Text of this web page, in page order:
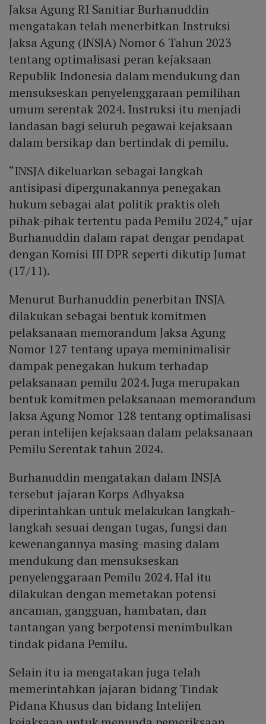
Jaksa Agung RI Sanitiar Burhanuddin
mengatakan telah menerbitkan Instruksi
Jaksa Agung (INSJA) Nomor 6 Tahun 2023
tentang optimalisasi peran kejaksaan
Republik Indonesia dalam mendukung dan
mensukseskan penyelenggaraan pemilihan
umum serentak 2024. Instruksi itu menjadi
landasan bagi seluruh pegawai kejaksaan
dalam bersikap dan bertindak di pemilu.
“INSJA dikeluarkan sebagai langkah
antisipasi dipergunakannya penegakan
hukum sebagai alat politik praktis oleh
pihak-pihak tertentu pada Pemilu 2024,” ujar
Burhanuddin dalam rapat dengar pendapat
dengan Komisi III DPR seperti dikutip Jumat
(17/11).
Menurut Burhanuddin penerbitan INSJA
dilakukan sebagai bentuk komitmen
pelaksanaan memorandum Jaksa Agung
Nomor 127 tentang upaya meminimalisir
dampak penegakan hukum terhadap
pelaksanaan pemilu 2024. Juga merupakan
bentuk komitmen pelaksanaan memorandum
Jaksa Agung Nomor 128 tentang optimalisasi
peran intelijen kejaksaan dalam pelaksanaan
Pemilu Serentak tahun 2024.
Burhanuddin mengatakan dalam INSJA
tersebut jajaran Korps Adhyaksa
diperintahkan untuk melakukan langkah-
langkah sesuai dengan tugas, fungsi dan
kewenangannya masing-masing dalam
mendukung dan mensukseskan
penyelenggaraan Pemilu 2024. Hal itu
dilakukan dengan memetakan potensi
ancaman, gangguan, hambatan, dan
tantangan yang berpotensi menimbulkan
tindak pidana Pemilu.
Selain itu ia mengatakan juga telah
memerintahkan jajaran bidang Tindak
Pidana Khusus dan bidang Intelijen